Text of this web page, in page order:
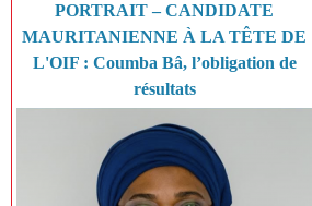
PORTRAIT – CANDIDATE
MAURITANIENNE À LA TÊTE DE
L'OIF : Coumba Bâ, l’obligation de
résultats